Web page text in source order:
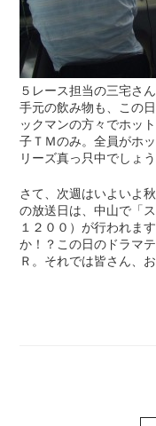
５レース担当の三宅さ
手元の飲み物も、この
ックマンの方々でホッ
子ＴＭのみ。全員がホ
リーズ真っ只中でしょ
さて、次週はいよいよ
の放送日は、中山で「
１２００）が行われま
か！？この日のドラマ
Ｒ。それでは皆さん、